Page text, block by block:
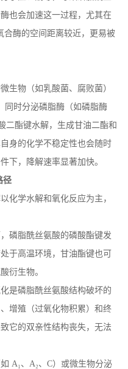
也会加速这一过程，尤其在
合酶的空间距离较近，更易被
生物（如乳酸菌、腐败菌）
同时分泌磷脂酶（如磷脂酶
二酯键水解，生成甘油二酯和
身的化学不稳定性也会随时
下，降解速率显著加快。
径
化学水解和氧化反应为主，
磷脂酰丝氨酸的磷酸酯键发
于高温环境，甘油酯键也可
衍生物。
是磷脂酰丝氨酸结构破坏的
增殖（过氧化物积累）和终
它的双亲性结构丧失，无法
A₁、 A₂、 C）或微生物分泌